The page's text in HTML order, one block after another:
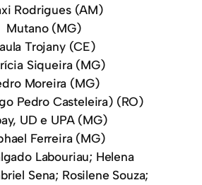
Rodrigues (AM)
Mutano (MG)
Trojany (CE)
Siqueira (MG)
Moreira (MG)
Pedro Casteleira) (RO)
UD e UPA (MG)
Ferreira (MG)
Labouriau; Helena
Sena; Rosilene Souza;